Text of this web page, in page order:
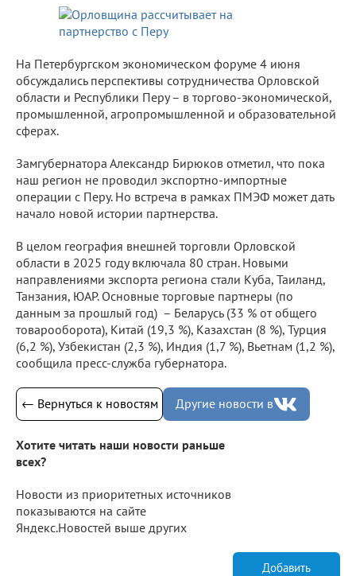
На Петербургском экономическом форуме 4 июня
обсуждались перспективы сотрудничества Орловской
области и Республики Перу – в торгово-экономической,
промышленной, агропромышленной и образовательной
сферах.
Замгубернатора Александр Бирюков отметил, что пока
наш регион не проводил экспортно-импортные
операции с Перу. Но встреча в рамках ПМЭФ может дать
начало новой истории партнерства.
В целом география внешней торговли Орловской
области в 2025 году включала 80 стран. Новыми
направлениями экспорта региона стали Куба, Таиланд,
Танзания, ЮАР. Основные торговые партнеры (по
данным за прошлый год) – Беларусь (33 % от общего
товарооборота), Китай (19,3 %), Казахстан (8 %), Турция
(6,2 %), Узбекистан (2,3 %), Индия (1,7 %), Вьетнам (1,2 %),
сообщила пресс-служба губернатора.
← Вернуться к новостям Другие новости в
Хотите читать наши новости раньше
всех?
Новости из приоритетных источников
показываются на сайте
Яндекс.Новостей выше других
Добавить